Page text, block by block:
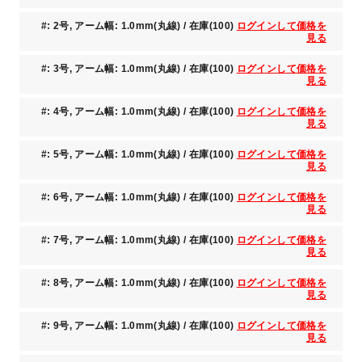
#: 2号, アーム幅: 1.0mm(丸線) / 在庫(100) ログインして価格を
見る
#: 3号, アーム幅: 1.0mm(丸線) / 在庫(100) ログインして価格を
見る
#: 4号, アーム幅: 1.0mm(丸線) / 在庫(100) ログインして価格を
見る
#: 5号, アーム幅: 1.0mm(丸線) / 在庫(100) ログインして価格を
見る
#: 6号, アーム幅: 1.0mm(丸線) / 在庫(100) ログインして価格を
見る
#: 7号, アーム幅: 1.0mm(丸線) / 在庫(100) ログインして価格を
見る
#: 8号, アーム幅: 1.0mm(丸線) / 在庫(100) ログインして価格を
見る
#: 9号, アーム幅: 1.0mm(丸線) / 在庫(100) ログインして価格を
見る